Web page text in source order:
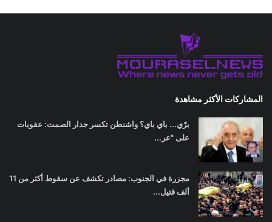
المشاركات الأكثر مشاهدة
برّي... باي باي؟ واشنطن تكسر جدار الصمت: عقوبات
على "عر...
مجزرة في الجنوب: مصادر تكشف عن سقوط أكثر من 11
ألف قتيل...